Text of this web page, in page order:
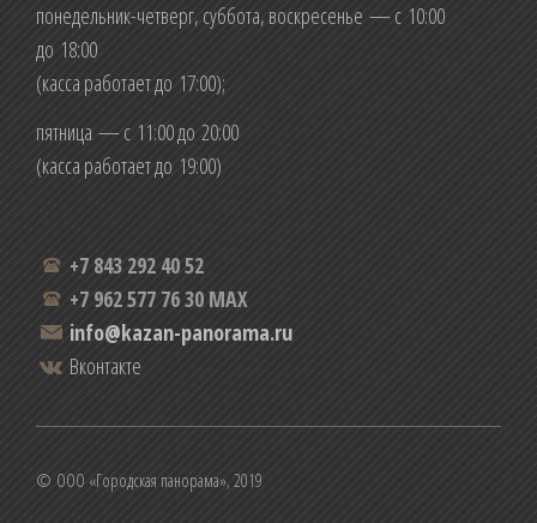
понедельник-четверг, суббота, воскресенье — с 10:00
до 18:00
(касса работает до 17:00);
пятница — с 11:00 до 20:00
(касса работает до 19:00)
+7 843 292 40 52
+7 962 577 76 30 MAX
info@kazan-panorama.ru
Вконтакте
© ООО «Городская панорама», 2019